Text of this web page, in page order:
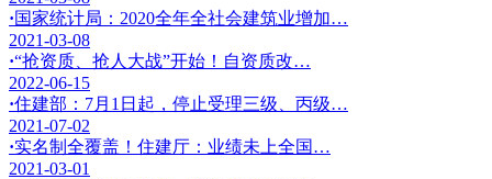
·国家统计局：2020全年全社会建筑业增加…
2021-03-08
·“抢资质、抢人大战”开始！自资质改…
2022-06-15
·住建部：7月1日起，停止受理三级、丙级…
2021-07-02
·实名制全覆盖！住建厅：业绩未上全国…
2021-03-01